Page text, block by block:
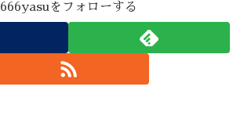
666yasuをフォローする